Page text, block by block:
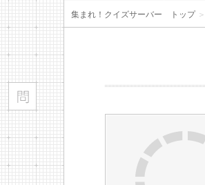
集まれ！クイズサーバー トップ＞